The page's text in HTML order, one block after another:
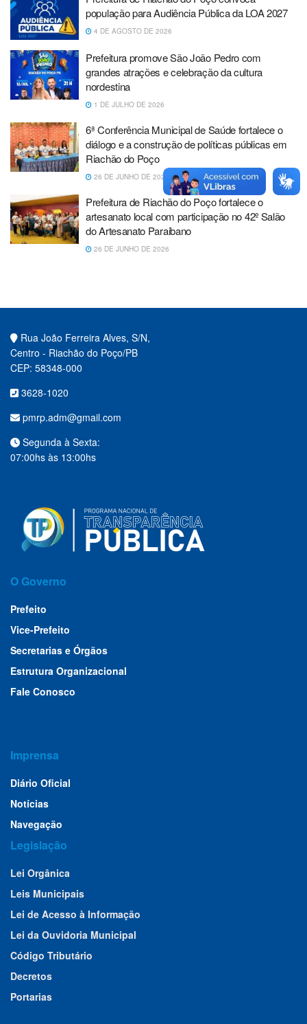
população para Audiência Pública da LOA 2027
4 DE AGOSTO DE 2026
Prefeitura promove São João Pedro com
grandes atrações e celebração da cultura
nordestina
1 DE JULHO DE 2026
6ª Conferência Municipal de Saúde fortalece o
diálogo e a construção de políticas públicas em
Riachão do Poço
26 DE JUNHO DE 2026
Prefeitura de Riachão do Poço fortalece o
artesanato local com participação no 42º Salão
do Artesanato Paraibano
26 DE JUNHO DE 2026
Rua João Ferreira Alves, S/N,
Centro - Riachão do Poço/PB
CEP: 58348-000
3628-1020
pmrp.adm@gmail.com
Segunda à Sexta:
07:00hs às 13:00hs
O Governo
Prefeito
Vice-Prefeito
Secretarias e Órgãos
Estrutura Organizacional
Fale Conosco
Imprensa
Diário Oficial
Notícias
Navegação
Legislação
Lei Orgânica
Leis Municipais
Lei de Acesso à Informação
Lei da Ouvidoria Municipal
Código Tributário
Decretos
Portarias